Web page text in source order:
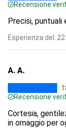
Recensione
Precisi, puntuali
Esperienza del:
A. A.
Recensione
Cortesia,
in omaggio per